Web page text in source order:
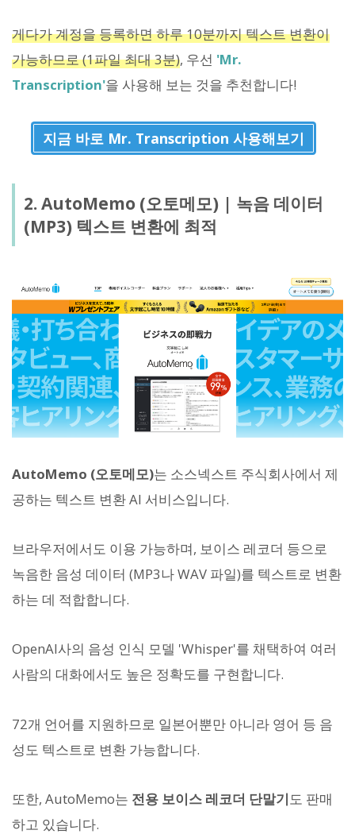
게다가 계정을 등록하면 하루 10분까지 텍스트 변환이
가능하므로 (1파일 최대 3분), 우선 'Mr.
Transcription'을 사용해 보는 것을 추천합니다!
지금 바로 Mr. Transcription 사용해보기
2. AutoMemo (오토메모) | 녹음 데이터
(MP3) 텍스트 변환에 최적
AutoMemo (오토메모)는 소스넥스트 주식회사에서 제
공하는 텍스트 변환 AI 서비스입니다.
브라우저에서도 이용 가능하며, 보이스 레코더 등으로
녹음한 음성 데이터 (MP3나 WAV 파일)를 텍스트로 변환
하는 데 적합합니다.
OpenAI사의 음성 인식 모델 'Whisper'를 채택하여 여러
사람의 대화에서도 높은 정확도를 구현합니다.
72개 언어를 지원하므로 일본어뿐만 아니라 영어 등 음
성도 텍스트로 변환 가능합니다.
또한, AutoMemo는 전용 보이스 레코더 단말기도 판매
하고 있습니다.